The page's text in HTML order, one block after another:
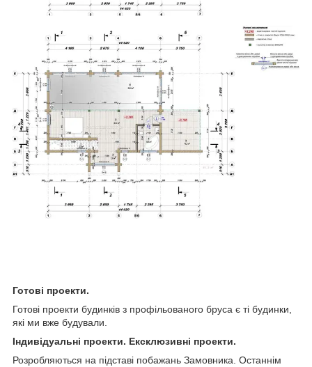
Готові проекти.
Готові проекти будинків з профільованого бруса є ті будинки,
які ми вже будували.
Індивідуальні проекти. Ексклюзивні проекти.
Розробляються на підставі побажань Замовника. Останнім